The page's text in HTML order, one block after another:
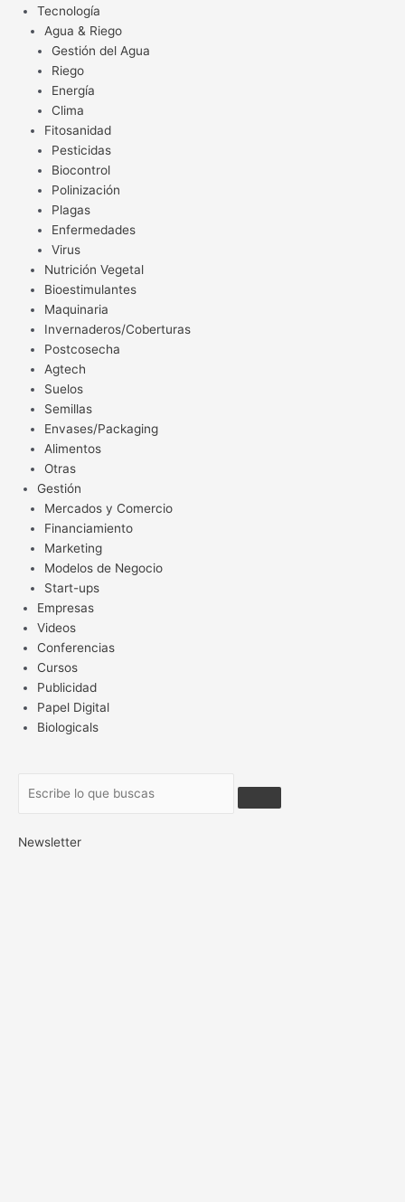
Tecnología
Agua & Riego
Gestión del Agua
Riego
Energía
Clima
Fitosanidad
Pesticidas
Biocontrol
Polinización
Plagas
Enfermedades
Virus
Nutrición Vegetal
Bioestimulantes
Maquinaria
Invernaderos/Coberturas
Postcosecha
Agtech
Suelos
Semillas
Envases/Packaging
Alimentos
Otras
Gestión
Mercados y Comercio
Financiamiento
Marketing
Modelos de Negocio
Start-ups
Empresas
Videos
Conferencias
Cursos
Publicidad
Papel Digital
Biologicals
Newsletter